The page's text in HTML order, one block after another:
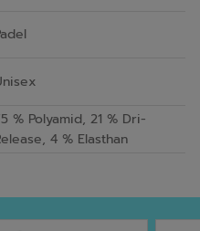
% Polyamid, 21 % Dri-
4 % Elasthan